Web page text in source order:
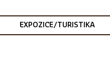
EXPOZICE/TURISTIKA